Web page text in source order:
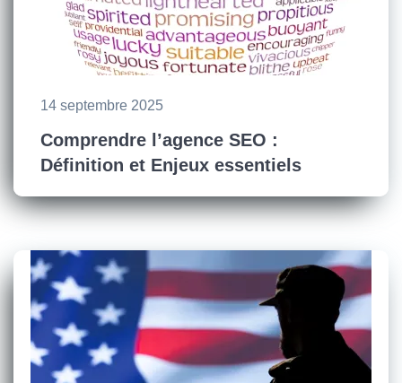
14 septembre 2025
Comprendre l’agence SEO :
Définition et Enjeux essentiels